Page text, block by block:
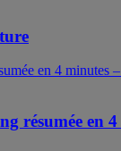
en 4 minutes
résumée en